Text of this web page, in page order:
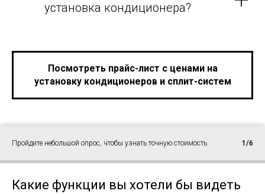
установка кондиционера?
Посмотреть прайс-лист с ценами на
установку кондиционеров и сплит-систем
Пройдите небольшой опрос, чтобы узнать точную стоимость 1/6
Какие функции вы хотели бы видеть